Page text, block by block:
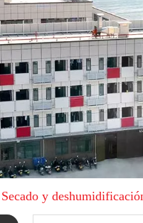
Secado y